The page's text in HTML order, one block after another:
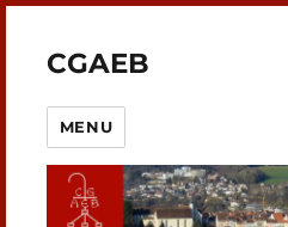
CGAEB
MENU